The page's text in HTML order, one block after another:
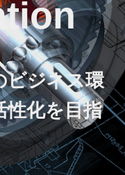
ビジネス環
性化を目指